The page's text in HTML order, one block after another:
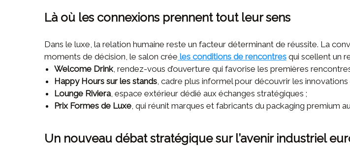
Là où les connexions prennent tout leur sens
Dans le luxe, la relation humaine reste un facteur déterminant de réussite. La
moments de décision, le salon crée les conditions de rencontres qui scellent un
Welcome Drink, rendez-vous d’ouverture qui favorise les premières
Happy Hours sur les stands, cadre plus informel pour découvrir les
Lounge Riviera, espace extérieur dédié aux échanges stratégiques ;
Prix Formes de Luxe, qui réunit marques et fabricants du packaging premium
Un nouveau débat stratégique sur l’avenir industriel